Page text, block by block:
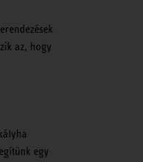
az, hogy
egy